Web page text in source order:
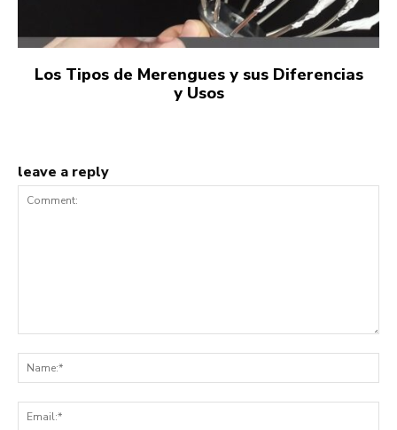
Los Tipos de Merengues y sus Diferencias
y Usos
leave a reply